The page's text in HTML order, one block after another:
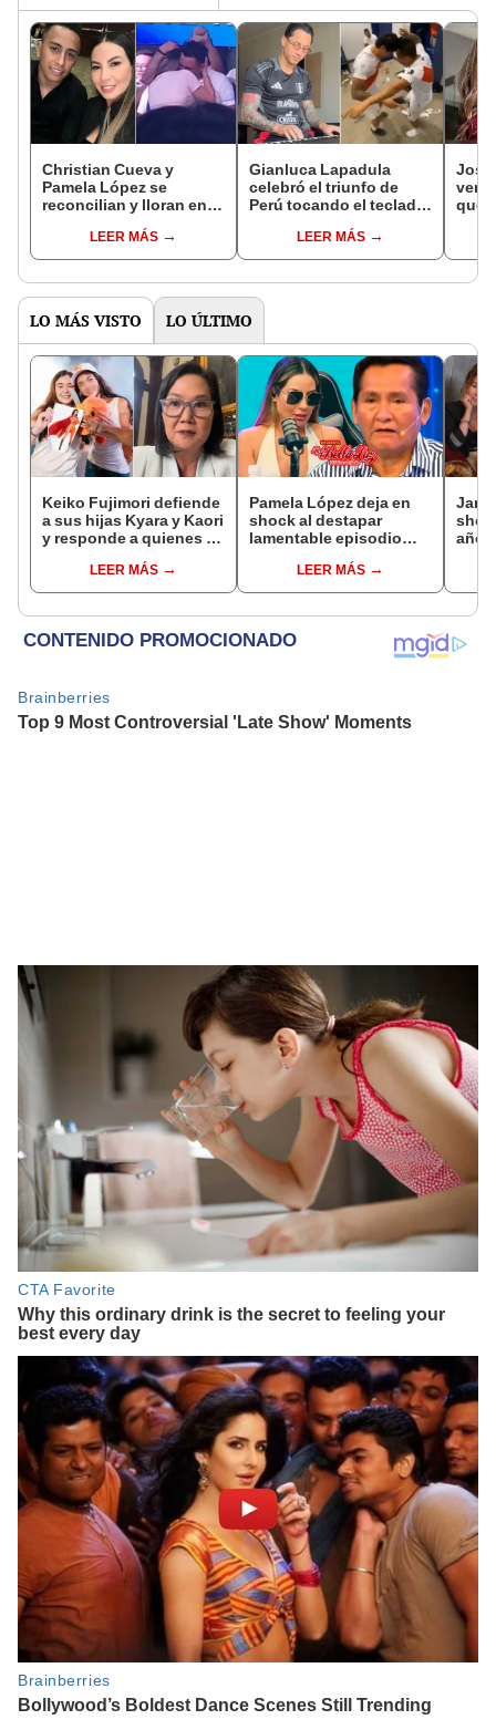
Christian Cueva y
Pamela López se
reconcilian y lloran en
tormentaLEER MÁS
Gianluca Lapadula
celebró el triunfo de
Perú tocando el teclado
“Una de Agua Marina”
LEER MÁS
que
LO MÁS VISTO LO ÚLTIMO
Keiko Fujimori defiende
a sus hijas Kyara y Kaori
y responde a quienes la
“No pueden decirme”
LEER MÁS
Pamela López deja en
shock al destapar
lamentable episodio
de La Bella Luz: "Hasta
el día de hoy ..."
LEER MÁS
años